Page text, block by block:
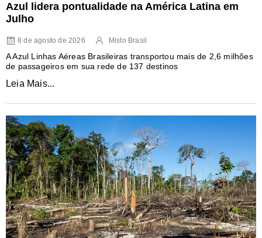
Azul lidera pontualidade na América Latina em
Julho
8 de agosto de 2026 Misto Brasil
A Azul Linhas Aéreas Brasileiras transportou mais de 2,6 milhões
de passageiros em sua rede de 137 destinos
Leia Mais...